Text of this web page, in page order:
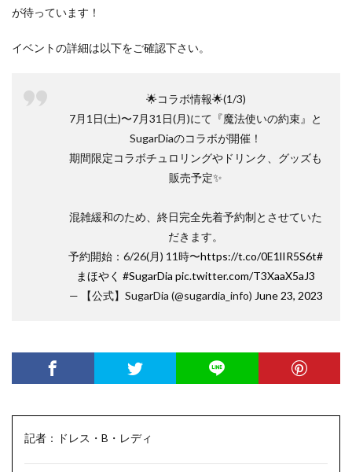
が待っています！
イベントの詳細は以下をご確認下さい。
🌟コラボ情報🌟(1/3)
7月1日(土)〜7月31日(月)にて『魔法使いの約束』と
SugarDiaのコラボが開催！
期間限定コラボチュロリングやドリンク、グッズも
販売予定✨
混雑緩和のため、終日完全先着予約制とさせていた
だきます。
予約開始：6/26(月) 11時〜https://t.co/0E1lIR5S6t#
まほやく #SugarDia pic.twitter.com/T3XaaX5aJ3
— 【公式】SugarDia (@sugardia_info) June 23, 2023
記者：ドレス・B・レディ